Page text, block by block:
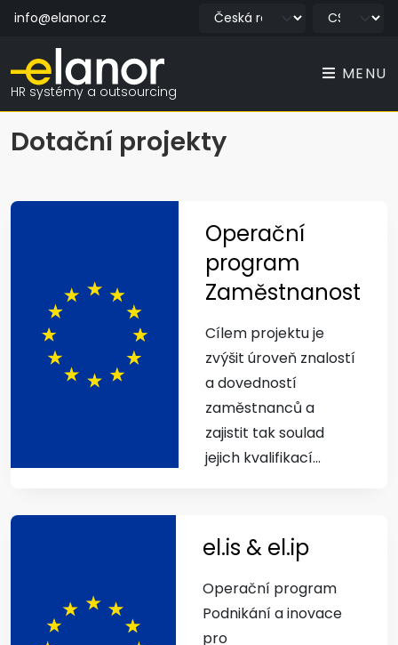
info@elanor.cz
HR systémy a outsourcing
MENU
Dotační projekty
Operační
program
Zaměstnanost
Cílem projektu je
zvýšit úroveň znalostí
a dovedností
zaměstnanců a
zajistit tak soulad
jejich kvalifikací...
el.is & el.ip
Operační program
Podnikání a inovace
pro